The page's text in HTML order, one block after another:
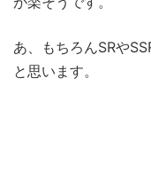
あ、もちろんSRや
と思います。